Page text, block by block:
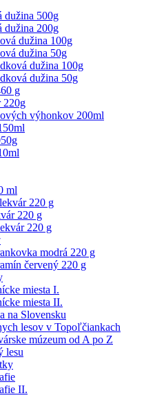
dužina 500g
dužina 200g
dužina 100g
dužina 50g
dužina 100g
dužina 50g
g
220g
výhonkov 200ml
ml
220 g
220 g
220 g
modrá 220 g
červený 220 g
miesta I.
miesta II.
na Slovensku
lesov v Topoľčiankach
múzeum od A po Z
lesu
II.